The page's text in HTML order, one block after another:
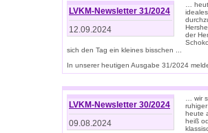
LVKM-Newsletter 31/2024
12.09.2024
…
der
sich den Tag ein kleines bisschen ...
In unserer heutigen Ausgabe 31/2024
LVKM-Newsletter 30/2024
09.08.2024
… wir
heute
heiß